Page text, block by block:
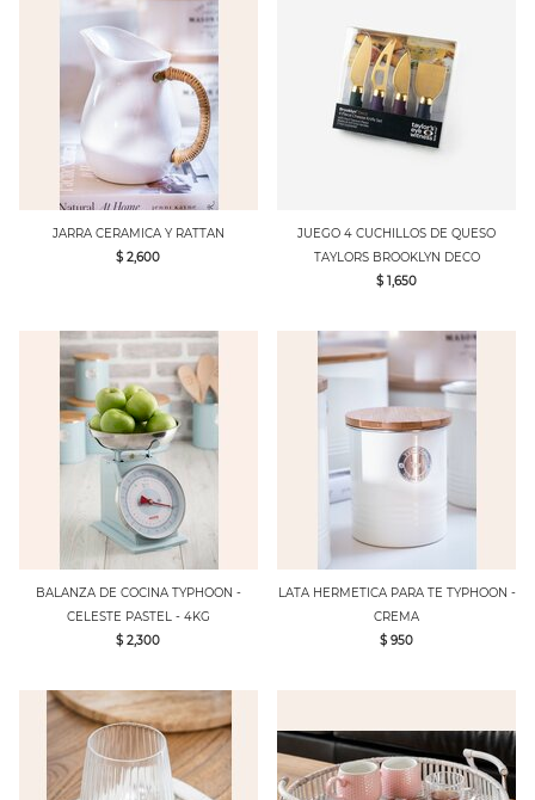
JARRA CERAMICA Y RATTAN
$ 2,600
JUEGO 4 CUCHILLOS DE QUESO
TAYLORS BROOKLYN DECO
$ 1,650
BALANZA DE COCINA TYPHOON -
CELESTE PASTEL - 4KG
$ 2,300
LATA HERMETICA PARA TE TYPHOON -
CREMA
$ 950